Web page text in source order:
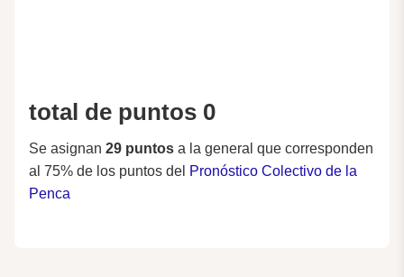
total de puntos 0
Se asignan 29 puntos a la general que corresponden
al 75% de los puntos del Pronóstico Colectivo de la
Penca